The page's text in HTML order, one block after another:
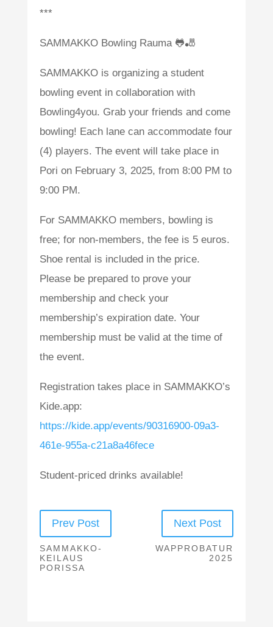
***
SAMMAKKO Bowling Rauma 🐸🎳
SAMMAKKO is organizing a student
bowling event in collaboration with
Bowling4you. Grab your friends and come
bowling! Each lane can accommodate four
(4) players. The event will take place in
Pori on February 3, 2025, from 8:00 PM to
9:00 PM.
For SAMMAKKO members, bowling is
free; for non-members, the fee is 5 euros.
Shoe rental is included in the price.
Please be prepared to prove your
membership and check your
membership’s expiration date. Your
membership must be valid at the time of
the event.
Registration takes place in SAMMAKKO’s
Kide.app:
https://kide.app/events/90316900-09a3-
461e-955a-c21a8a46fece
Student-priced drinks available!
Prev Post
SAMMAKKO-
KEILAUS
PORISSA
Next Post
WAPPROBATUR
2025